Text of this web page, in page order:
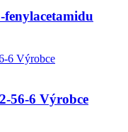
fenylacetamidu
56-6 Výrobce